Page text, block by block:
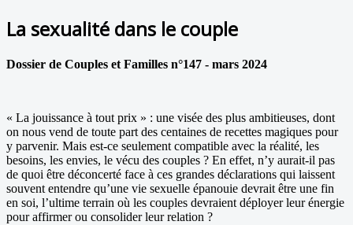
La sexualité dans le couple
Dossier de Couples et Familles n°147 - mars 2024
« La jouissance à tout prix » : une visée des plus ambitieuses, dont
on nous vend de toute part des centaines de recettes magiques pour
y parvenir. Mais est-ce seulement compatible avec la réalité, les
besoins, les envies, le vécu des couples ? En effet, n’y aurait-il pas
de quoi être déconcerté face à ces grandes déclarations qui laissent
souvent entendre qu’une vie sexuelle épanouie devrait être une fin
en soi, l’ultime terrain où les couples devraient déployer leur énergie
pour affirmer ou consolider leur relation ?